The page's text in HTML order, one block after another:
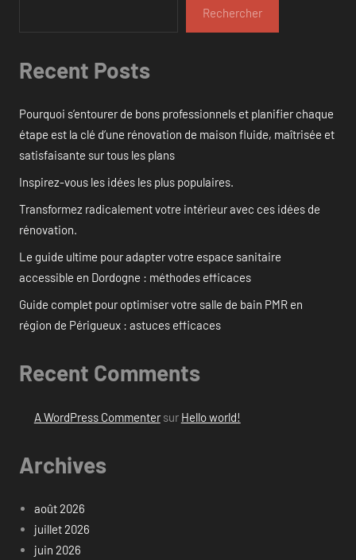
Rechercher
Recent Posts
Pourquoi s’entourer de bons professionnels et planifier chaque
étape est la clé d’une rénovation de maison fluide, maîtrisée et
satisfaisante sur tous les plans
Inspirez-vous les idées les plus populaires.
Transformez radicalement votre intérieur avec ces idées de
rénovation.
Le guide ultime pour adapter votre espace sanitaire
accessible en Dordogne : méthodes efficaces
Guide complet pour optimiser votre salle de bain PMR en
région de Périgueux : astuces efficaces
Recent Comments
A WordPress Commentersur Hello world!
Archives
août 2026
juillet 2026
juin 2026